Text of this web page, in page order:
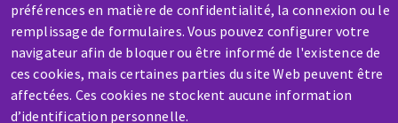
préférences en matière de confidentialité, la connexion ou le
remplissage de formulaires. Vous pouvez configurer votre
navigateur afin de bloquer ou être informé de l'existence de
ces cookies, mais certaines parties du site Web peuvent être
affectées. Ces cookies ne stockent aucune information
d’identification personnelle.
SAV / RÉPARATION
Une machine cassée ? En panne ?